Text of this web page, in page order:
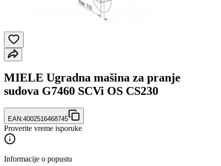
MIELE Ugradna mašina za pranje
sudova G7460 SCVi OS CS230
EAN:4002516468745
Proverite vreme isporuke
Informacije o popustu